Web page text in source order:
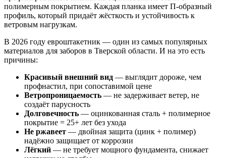
полимерным покрытием. Каждая планка имеет П-образный
профиль, который придаёт жёсткость и устойчивость к
ветровым нагрузкам.
В 2026 году евроштакетник — один из самых популярных
материалов для заборов в Тверской области. И на это есть
причины:
Красивый внешний вид — выглядит дороже, чем
профнастил, при сопоставимой цене
Ветропроницаемость — не задерживает ветер, не
создаёт парусность
Долговечность — оцинкованная сталь + полимерное
покрытие = 25+ лет без ухода
Не ржавеет — двойная защита (цинк + полимер)
надёжно защищает от коррозии
Лёгкий — не требует мощного фундамента, снижает